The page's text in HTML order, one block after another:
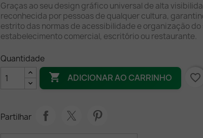
Graças ao seu design gráfico universal de alta
reconhecida por pessoas de qualquer cultura,
estrito das normas de acessibilidade e organização do
estabelecimento comercial, escritório ou restaurante.
Quantidade
 ADICIONAR AO CARRINHO favorite_border
Partilhar